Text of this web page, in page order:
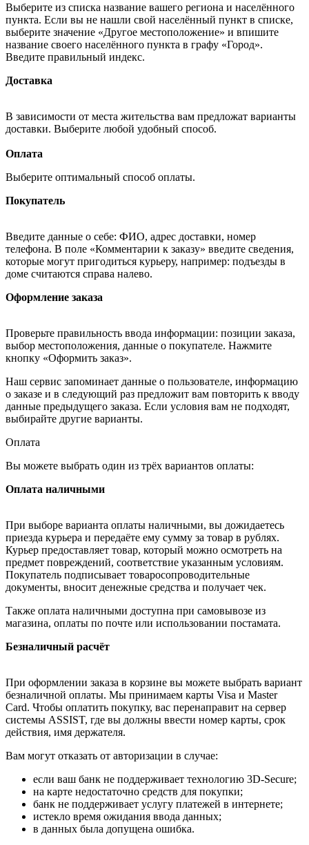
Выберите из списка название вашего региона и населённого
пункта. Если вы не нашли свой населённый пункт в списке,
выберите значение «Другое местоположение» и впишите
название своего населённого пункта в графу «Город».
Введите правильный индекс.
Доставка
В зависимости от места жительства вам предложат варианты
доставки. Выберите любой удобный способ.
Оплата
Выберите оптимальный способ оплаты.
Покупатель
Введите данные о себе: ФИО, адрес доставки, номер
телефона. В поле «Комментарии к заказу» введите сведения,
которые могут пригодиться курьеру, например: подъезды в
доме считаются справа налево.
Оформление заказа
Проверьте правильность ввода информации: позиции заказа,
выбор местоположения, данные о покупателе. Нажмите
кнопку «Оформить заказ».
Наш сервис запоминает данные о пользователе, информацию
о заказе и в следующий раз предложит вам повторить к вводу
данные предыдущего заказа. Если условия вам не подходят,
выбирайте другие варианты.
Оплата
Вы можете выбрать один из трёх вариантов оплаты:
Оплата наличными
При выборе варианта оплаты наличными, вы дожидаетесь
приезда курьера и передаёте ему сумму за товар в рублях.
Курьер предоставляет товар, который можно осмотреть на
предмет повреждений, соответствие указанным условиям.
Покупатель подписывает товаросопроводительные
документы, вносит денежные средства и получает чек.
Также оплата наличными доступна при самовывозе из
магазина, оплаты по почте или использовании постамата.
Безналичный расчёт
При оформлении заказа в корзине вы можете выбрать вариант
безналичной оплаты. Мы принимаем карты Visa и Master
Card. Чтобы оплатить покупку, вас перенаправит на сервер
системы ASSIST, где вы должны ввести номер карты, срок
действия, имя держателя.
Вам могут отказать от авторизации в случае:
если ваш банк не поддерживает технологию 3D-Secure;
на карте недостаточно средств для покупки;
банк не поддерживает услугу платежей в интернете;
истекло время ожидания ввода данных;
в данных была допущена ошибка.